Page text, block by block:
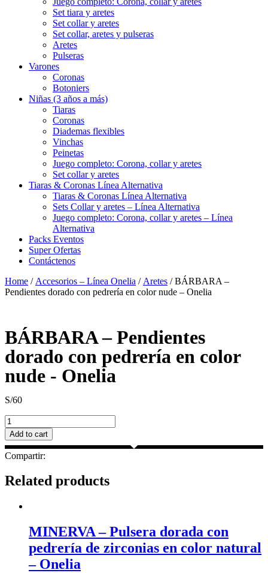
Set tiara y aretes
Set collar y aretes
Set collar, aretes y pulseras
Aretes
Pulseras
Varones
Coronas
Botoniers
Niñas (3 años a más)
Tiaras
Coronas
Diademas flexibles
Vinchas
Peinetas
Juego completo: Corona, collar y aretes
Set collar y aretes
Tiaras & Coronas Línea Alternativa
Tiaras & Coronas Línea Alternativa
Sets Collar y aretes – Línea Alternativa
Juego completo: Corona, collar y aretes – Línea
Alternativa
Packs Eventos
Super Ofertas
Contáctenos
Home / Accesorios – Línea Onelia / Aretes / BÁRBARA –
Pendientes dorado con pedrería en color nude – Onelia
BÁRBARA – Pendientes
dorado con pedrería en color
nude - Onelia
S/60
BÁRBARA
–
Pendientes
dorado
pedrería
en
nude
Onelia
quantity
Add to cart
Compartir:
Related products
MINERVA – Pulsera dorada con
pedrería de zirconias en color natural
– Onelia